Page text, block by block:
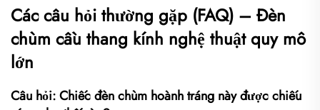
Các câu hỏi thường gặp (FAQ) – Đèn
chùm cầu thang kính nghệ thuật quy mô
lớn
Câu hỏi: Chiếc đèn chùm hoành tráng này được chiếu